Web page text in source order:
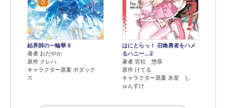
結界師の一輪華 8
著者 おだやか
原作 クレハ
キャラクター原案 ボダック
ス
はにとらっ！ 召喚勇者をハメ
るハニー…2
著者 宮社 惣恭
原作 けてる
キャラクター原案 氷室 し
ゅんすけ